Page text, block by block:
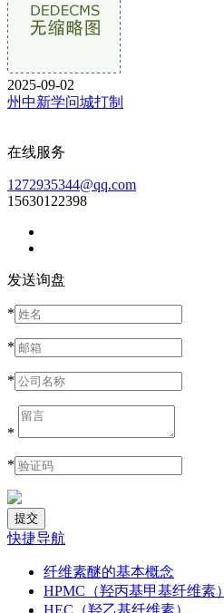
2025-09-02
州中新学问城打制
在线服务
1272935344@qq.com
15630122398
发送询盘
*
*
*
*
*
快捷导航
纤维素醚的基本概念
HPMC（羟丙基甲基纤维素）
HEC（羟乙基纤维素）